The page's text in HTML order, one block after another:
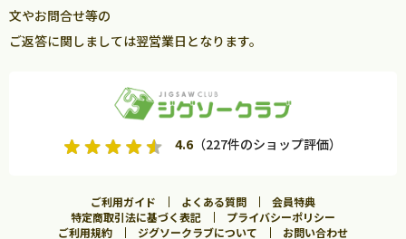
文やお問合せ等の
ご返答に関しましては翌営業日となります。
4.6（227件のショップ評価）
ご利用ガイド よくある質問
会員特典
特定商取引法に基づく表記
プライバシーポリシー
ご利用規約
ジグソークラブについて お問い合わせ